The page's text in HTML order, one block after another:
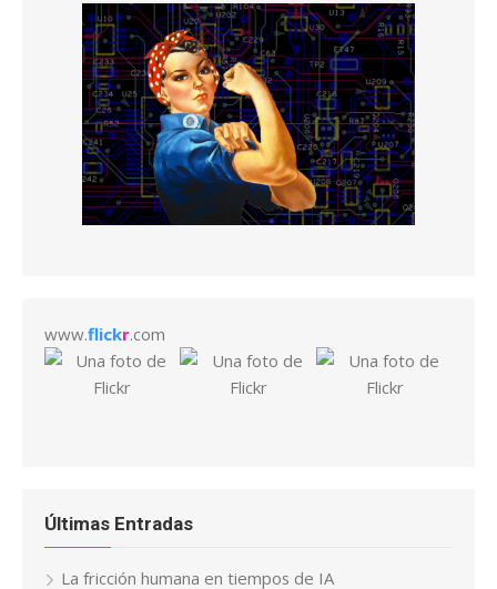
www.flickr.com
Últimas Entradas
La fricción humana en tiempos de IA